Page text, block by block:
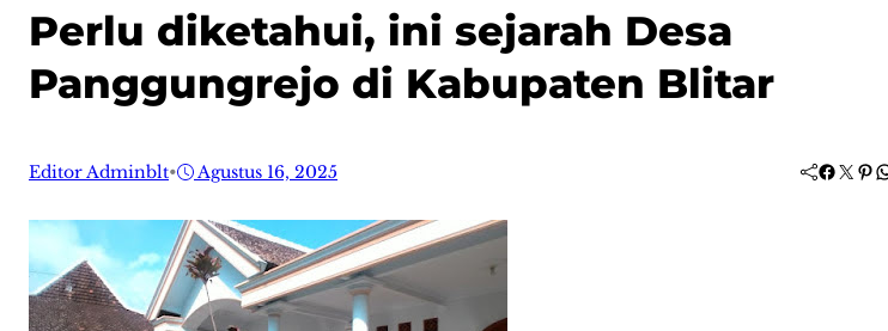
Perlu diketahui, ini sejarah Desa
Panggungrejo di Kabupaten Blitar
Editor Adminblt• Agustus 16, 2025 Facebook Twitter Pinterest WhatsApp